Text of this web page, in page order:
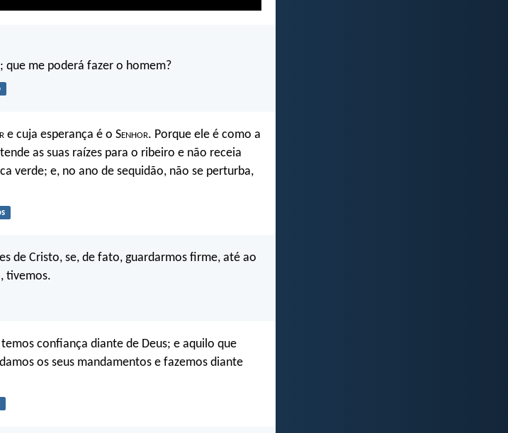
que me poderá fazer o homem?
e cuja esperança é o Senhor. Porque ele é como a
as suas raízes para o ribeiro e não receia
verde; e, no ano de sequidão, não se perturba,
de Cristo, se, de fato, guardarmos firme, até ao
tivemos.
confiança diante de Deus; e aquilo que
os seus mandamentos e fazemos diante